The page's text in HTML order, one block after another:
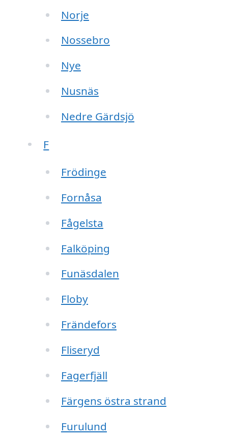
Norje
Nossebro
Nye
Nusnäs
Nedre Gärdsjö
F
Frödinge
Fornåsa
Fågelsta
Falköping
Funäsdalen
Floby
Frändefors
Fliseryd
Fagerfjäll
Färgens östra strand
Furulund